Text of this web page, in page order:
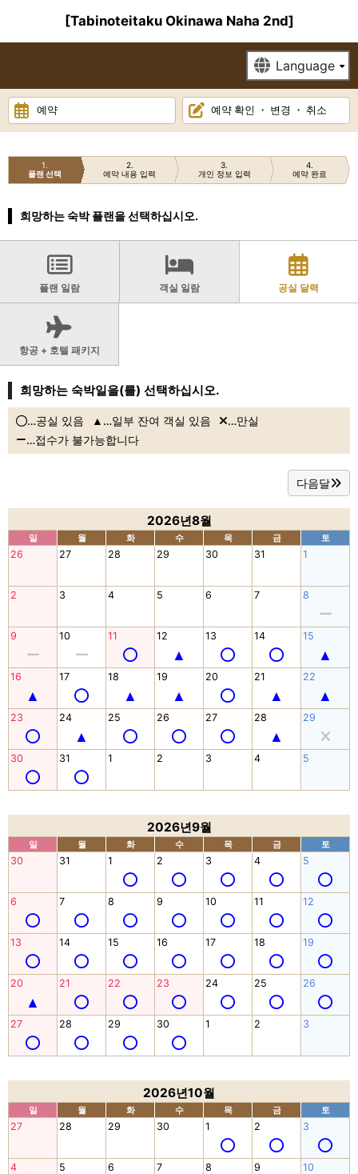
[Tabinoteitaku Okinawa Naha 2nd]
예약 예약 확인 ・ 변경 ・ 취소
1
플랜 선택
2
예약 내용 입력
3
개인 정보 입력
4
예약 완료
희망하는 숙박 플랜을 선택하십시오.
플랜 일람 객실 일람 공실 달력
항공 + 호텔 패키지
희망하는 숙박일을(를) 선택하십시오.
…공실 있음 …일부 잔여 객실 있음
…만실
…접수가 불가능합니다
다음달
2026년8월
일 월 화 수 목 금 토
26 27 28 29 30 31 1
2 3 4 5 6 7 8
9 10 11 12 13 14 15
16 17 18 19 20 21 22
23 24 25 26 27 28 29
30 31 1 2 3 4 5
2026년9월
일 월 화 수 목 금 토
30 31 1 2 3 4 5
6 7 8 9 10 11 12
13 14 15 16 17 18 19
20 21 22 23 24 25 26
27 28 29 30 1 2 3
2026년10월
일 월 화 수 목 금 토
27 28 29 30 1 2 3
4 5 6 7 8 9 10